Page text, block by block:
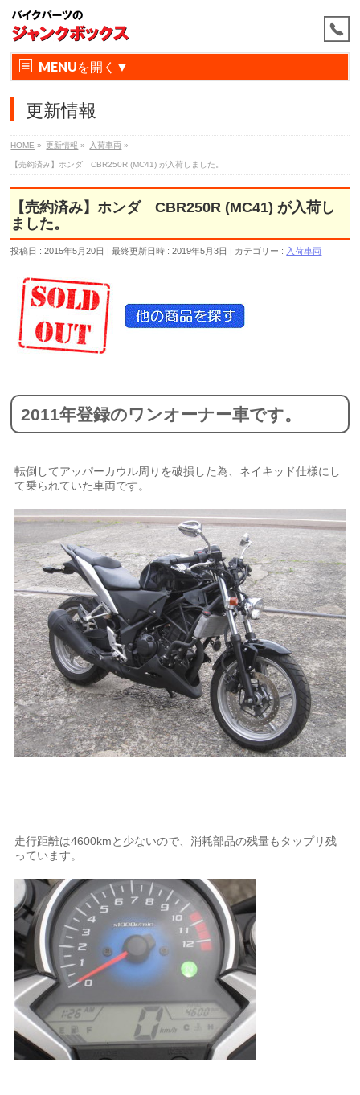
MENU
更新情報
HOME » 更新情報 » 入荷車両 »
【売約済み】ホンダ CBR250R (MC41) が入荷しました。
【売約済み】ホンダ CBR250R (MC41) が入荷し
ました。
投稿日 : 2015年5月20日 最終更新日時 : 2019年5月3日 カテゴリー : 入荷車両
2011年登録のワンオーナー車です。
転倒してアッパーカウル周りを破損した為、ネイキッド仕様にし
て乗られていた車両です。
走行距離は4600kmと少ないので、消耗部品の残量もタップリ残
っています。